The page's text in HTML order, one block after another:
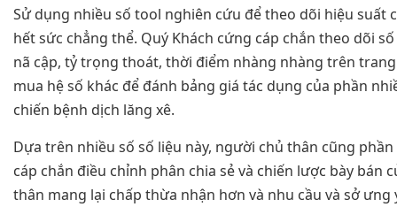
Sử dụng nhiều số tool nghiên cứu để theo dõi hiệu suất
hết sức chẳng thể. Quý Khách cứng cáp chắn theo dõi
nã cập, tỷ trọng thoát, thời điểm nhàng nhàng trên
mua hệ số khác để đánh bảng giá tác dụng của phần
chiến bệnh dịch lăng xê.
Dựa trên nhiều số số liệu này, người chủ thân cũng
cáp chắn điều chỉnh phân chia sẻ và chiến lược bày bán
thân mang lại chấp thừa nhận hơn và nhu cầu và sở ưng